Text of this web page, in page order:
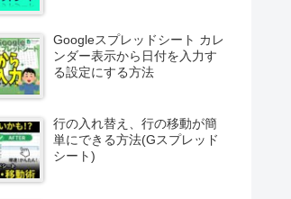
Googleスプレッドシート カレ
ンダー表示から日付を入力す
る設定にする方法
行の入れ替え、行の移動が簡
単にできる方法(Gスプレッド
シート)